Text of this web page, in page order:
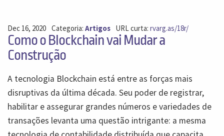
Dec 16, 2020 Categoria: Artigos URL curta:rvarg.as/18r/
Como o Blockchain vai Mudar a
Construção
A tecnologia Blockchain está entre as forças mais
disruptivas da última década. Seu poder de registrar,
habilitar e assegurar grandes números e variedades de
transações levanta uma questão intrigante: a mesma